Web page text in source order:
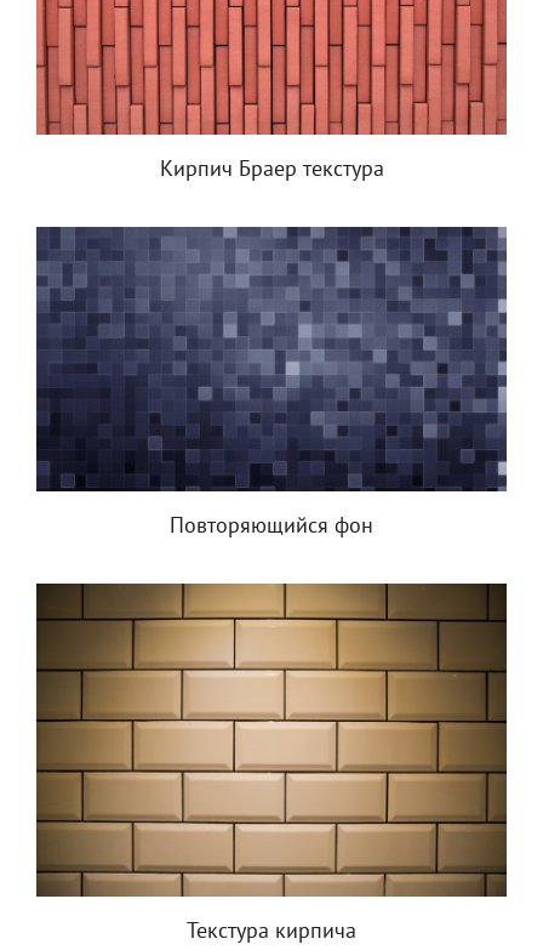
Кирпич Браер текстура
Повторяющийся фон
Текстура кирпича